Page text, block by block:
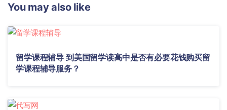
You may also like
留学课程辅导 到美国留学读高中是否有必要花钱购买留
学课程辅导服务？